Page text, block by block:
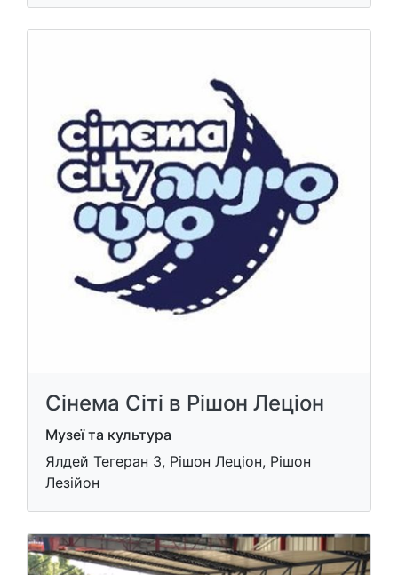
Сінема Сіті в Рішон Леціон
Музеї та культура
Ялдей Тегеран 3, Рішон Леціон, Рішон
Лезійон